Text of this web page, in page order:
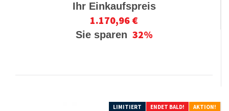
Ihr Einkaufspreis
1.170,96 €
Sie sparen 32%
LIMITIERT ENDET BALD! AKTION!